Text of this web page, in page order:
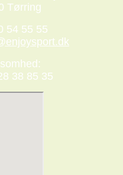
Tørring
54 55 55
38 85 35